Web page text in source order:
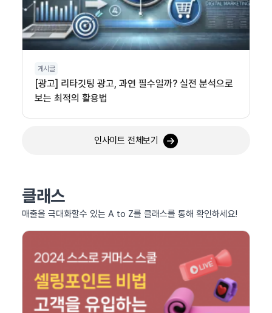
게시글
[광고] 리타깃팅 광고, 과연 필수일까? 실전 분석으로
보는 최적의 활용법
인사이트 전체보기
클래스
매출을 극대화할수 있는 A to Z를 클래스를 통해 확인하세요!